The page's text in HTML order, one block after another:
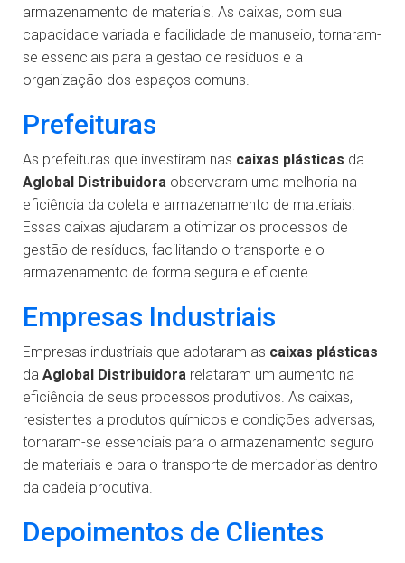
armazenamento de materiais. As caixas, com sua
capacidade variada e facilidade de manuseio, tornaram-
se essenciais para a gestão de resíduos e a
organização dos espaços comuns.
Prefeituras
As prefeituras que investiram nas caixas plásticas da
Aglobal Distribuidora observaram uma melhoria na
eficiência da coleta e armazenamento de materiais.
Essas caixas ajudaram a otimizar os processos de
gestão de resíduos, facilitando o transporte e o
armazenamento de forma segura e eficiente.
Empresas Industriais
Empresas industriais que adotaram as caixas plásticas
da Aglobal Distribuidora relataram um aumento na
eficiência de seus processos produtivos. As caixas,
resistentes a produtos químicos e condições adversas,
tornaram-se essenciais para o armazenamento seguro
de materiais e para o transporte de mercadorias dentro
da cadeia produtiva.
Depoimentos de Clientes